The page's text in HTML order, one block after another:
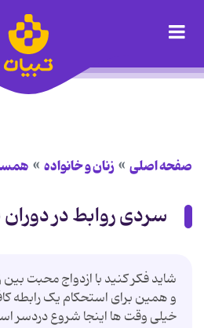
صفحه اصلی زنان و خانواده
سردی روابط در
شاید فکر کنید با ازدواج محبت
و همین برای استحکام یک رابطه
خیلی وقت ها اینجا شروع دردسر